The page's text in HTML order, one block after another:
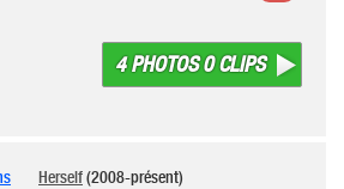
4 PHOTOS 0 CLIPS
Herself(2008-présent)